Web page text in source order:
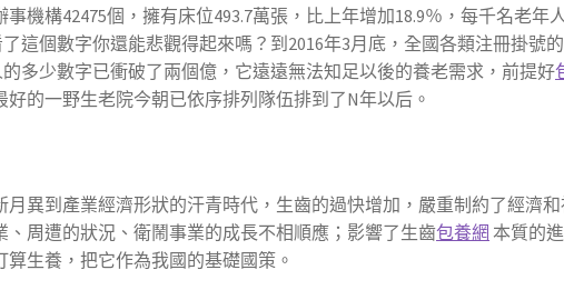
機構42475個，擁有床位493.7萬張，比上年增加18.9％，每千名老年
個數字你還能悲觀得起來嗎？到2016年3月底，全國各類注冊掛號
多少數字已衝破了兩個億，它遠遠無法知足以後的養老需求，前提好
的一野生老院今朝已依序排列隊伍排到了N年以后。
異到產業經濟形狀的汗青時代，生齒的過快增加，嚴重制約了經濟
周遭的狀況、衛鬧事業的成長不相順應；影響了生齒包養網 本質的
生養，把它作為我國的基礎國策。